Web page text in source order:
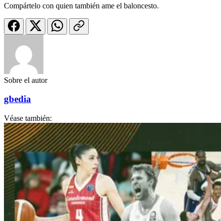
Compártelo con quien también ame el baloncesto.
Sobre el autor
gbedia
Véase también: